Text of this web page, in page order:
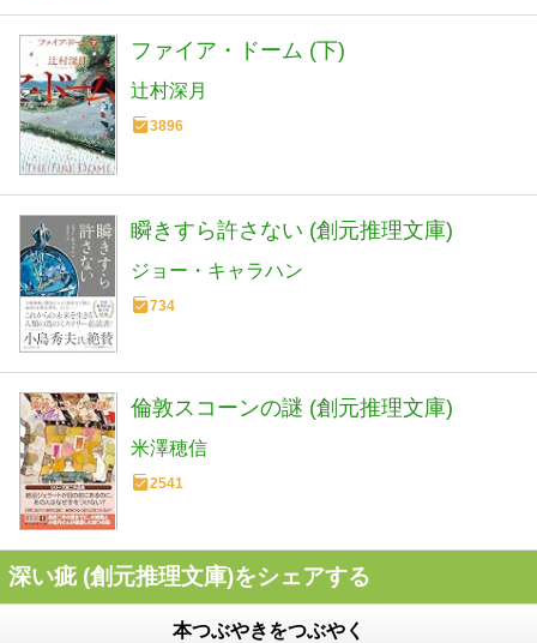
ファイア・ドーム (下)
辻村深月
3896
瞬きすら許さない (創元推理文庫)
ジョー・キャラハン
734
倫敦スコーンの謎 (創元推理文庫)
米澤穂信
2541
深い疵 (創元推理文庫)をシェアする
本つぶやきをつぶやく